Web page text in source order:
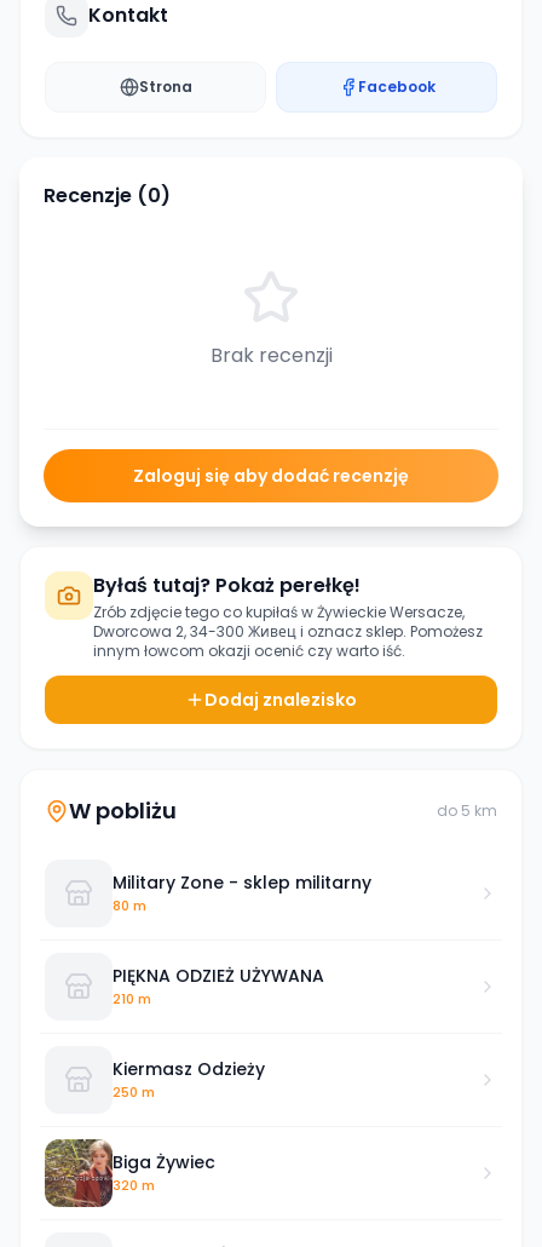
Kontakt
Strona Facebook
Recenzje (0)
Brak recenzji
Zaloguj się aby dodać recenzję
Byłaś tutaj? Pokaż perełkę!
Zrób zdjęcie tego co kupiłaś wŻywieckie Wersacze,
Dworcowa 2, 34-300 Живецi oznacz sklep. Pomożesz
innym łowcom okazji ocenić czy warto iść.
Dodaj znalezisko
W pobliżu do 5 km
Military Zone - sklep militarny
80 m
PIĘKNA ODZIEŻ UŻYWANA
210 m
Kiermasz Odzieży
250 m
Biga Żywiec
320 m